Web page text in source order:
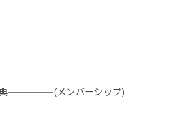
典─────(メンバーシップ)